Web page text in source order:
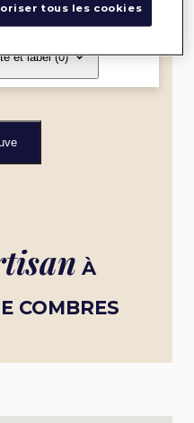
et label(0)
À
COMBRES
tous les cookies